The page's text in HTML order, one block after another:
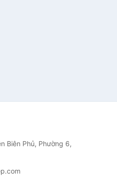
Biên Phủ, Phường 6,